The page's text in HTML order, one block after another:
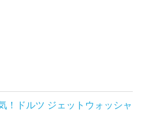
！ドルツ ジェットウォッシャ